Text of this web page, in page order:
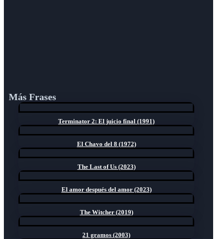
Más Frases
Terminator 2: El juicio final (1991)
El Chavo del 8 (1972)
The Last of Us (2023)
El amor después del amor (2023)
The Witcher (2019)
21 gramos (2003)